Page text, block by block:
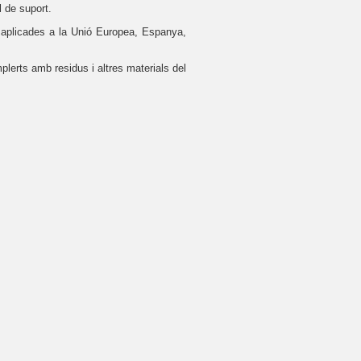
de suport.
a la Unió Europea, Espanya,
amb residus i altres materials del